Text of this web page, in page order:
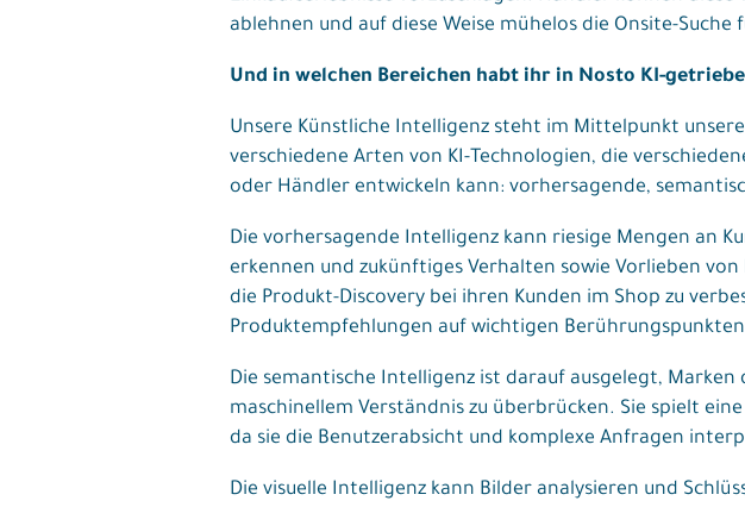
ablehnen und auf diese Weise mühelos die Onsite-
Und in welchen Bereichen habt ihr in Nosto KI-
Unsere Künstliche Intelligenz steht im Mittelpunkt
verschiedene Arten von KI-Technologien, die
oder Händler entwickeln kann: vorhersagende,
Die vorhersagende Intelligenz kann riesige Mengen an
erkennen und zukünftiges Verhalten sowie Vorlieben
die Produkt-Discovery bei ihren Kunden im Shop zu
Produktempfehlungen auf wichtigen
Die semantische Intelligenz ist darauf ausgelegt,
maschinellem Verständnis zu überbrücken. Sie spielt
da sie die Benutzerabsicht und komplexe Anfragen
Die visuelle Intelligenz kann Bilder analysieren und